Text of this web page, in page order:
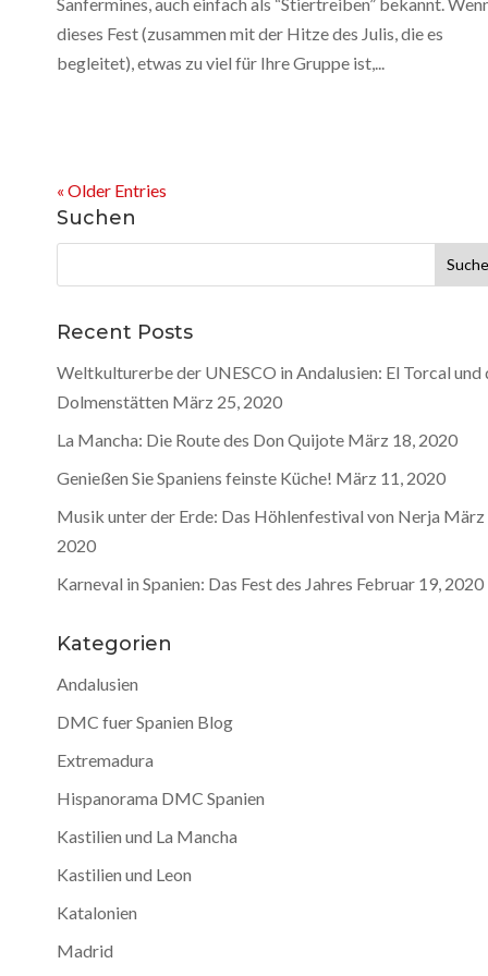
dieses Fest (zusammen mit der Hitze des Julis, die es
begleitet), etwas zu viel für Ihre Gruppe ist,...
« Older Entries
Suchen
nach:
Recent Posts
Weltkulturerbe der UNESCO in Andalusien: El Torcal und
Dolmenstätten März 25, 2020
La Mancha: Die Route des Don Quijote März 18, 2020
Genießen Sie Spaniens feinste Küche! März 11, 2020
Musik unter der Erde: Das Höhlenfestival von Nerja März
2020
Karneval in Spanien: Das Fest des Jahres Februar 19, 2020
Kategorien
Andalusien
DMC fuer Spanien Blog
Extremadura
Hispanorama DMC Spanien
Kastilien und La Mancha
Kastilien und Leon
Katalonien
Madrid